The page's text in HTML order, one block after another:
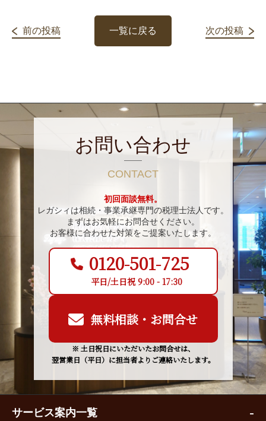
前の投稿 一覧に戻る 次の投稿
お問い合わせ
CONTACT
初回面談無料。
レガシィは相続・事業承継専門の税理士法人です。
まずはお気軽にお問合せください。
お客様に合わせた対策をご提案いたします。
0120-501-725
平日/土日祝 9:00 - 17:30
無料相談・お問合せ
※ 土日祝日にいただいたお問合せは、
翌営業日（平日）に担当者よりご連絡いたします。
サービス案内一覧